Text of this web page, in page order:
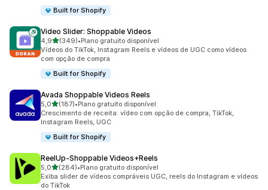
Built for Shopify
Video Slider: Shoppable Videos
4,9de 5 estrelas
(349)
349 avaliações ao todo
•Plano gratuito disponível
Vídeos do TikTok, Instagram Reels e vídeos de UGC como vídeos
com opção de compra
Built for Shopify
Avada Shoppable Videos Reels
5,0de 5 estrelas
(187)
187 avaliações ao todo
•Plano gratuito disponível
Crescimento de receita: vídeo com opção de compra, TikTok,
Instagram Reels, UGC
Built for Shopify
ReelUp‑Shoppable Videos+Reels
5,0de 5 estrelas
(284)
284 avaliações ao todo
•Plano gratuito disponível
Exiba slider de vídeos compráveis UGC, reels do Instagram e vídeos
do TikTok